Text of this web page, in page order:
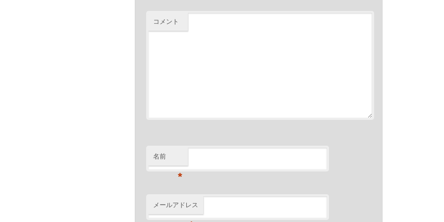
コメント
名前
*
メールアドレス